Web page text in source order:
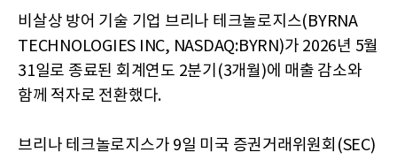
비살상 방어 기술 기업 브리나 테크놀로지스(BYRNA
TECHNOLOGIES INC, NASDAQ:BYRN)가 2026년 5월
31일로 종료된 회계연도 2분기(3개월)에 매출 감소와
함께 적자로 전환했다.
브리나 테크놀로지스가 9일 미국 증권거래위원회(SEC)